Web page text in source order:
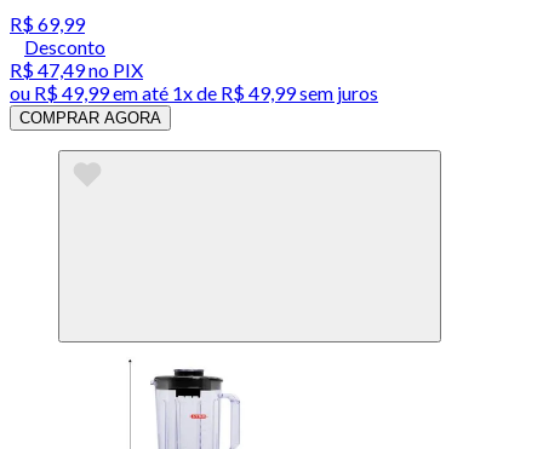
R$ 69,99
Desconto
R$ 47,49no PIX
ou R$ 49,99em até 1x de R$ 49,99sem juros
COMPRAR AGORA